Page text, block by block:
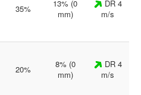
35%
13% (0
mm)
DR 4
m/s
20%
8% (0
mm)
DR 4
m/s